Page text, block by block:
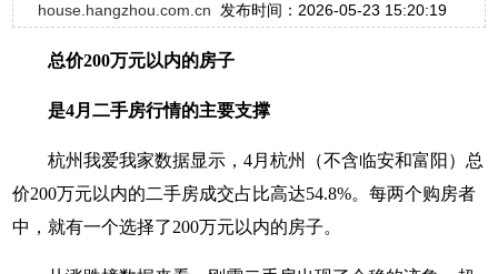
house.hangzhou.com.cn 发布时间：2026-05-23 15:20:19
总价200万元以内的房子
是4月二手房行情的主要支撑
杭州我爱我家数据显示，4月杭州（不含临安和富阳）总
价200万元以内的二手房成交占比高达54.8%。每两个购房者
中，就有一个选择了200万元以内的房子。